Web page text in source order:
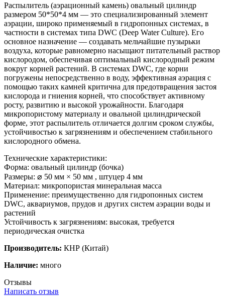
Распылитель (аэрационный камень) овальный цилиндр
размером 50*50*4 мм — это специализированный элемент
аэрации, широко применяемый в гидропонных системах, в
частности в системах типа DWC (Deep Water Culture). Его
основное назначение — создавать мельчайшие пузырьки
воздуха, которые равномерно насыщают питательный раствор
кислородом, обеспечивая оптимальный кислородный режим
вокруг корней растений. В системах DWC, где корни
погружены непосредственно в воду, эффективная аэрация с
помощью таких камней критична для предотвращения застоя
кислорода и гниения корней, что способствует активному
росту, развитию и высокой урожайности. Благодаря
микропористому материалу и овальной цилиндрической
форме, этот распылитель отличается долгим сроком службы,
устойчивостью к загрязнениям и обеспечением стабильного
кислородного обмена.
Технические характеристики:
Форма: овальный цилиндр (бочка)
Размеры: ⌀ 50 мм × 50 мм , штуцер 4 мм
Материал: микропористая минеральная масса
Применение: преимущественно для гидропонных систем
DWC, аквариумов, прудов и других систем аэрации воды и
растений
Устойчивость к загрязнениям: высокая, требуется
периодическая очистка
Производитель: КНР (Китай)
Наличие: много
Отзывы
Написать отзыв